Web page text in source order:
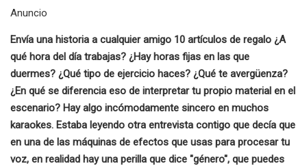
Anuncio
Envía una historia a cualquier amigo 10 artículos de regalo ¿A
qué hora del día trabajas? ¿Hay horas fijas en las que
duermes? ¿Qué tipo de ejercicio haces? ¿Qué te avergüenza?
¿En qué se diferencia eso de interpretar tu propio material en el
escenario? Hay algo incómodamente sincero en muchos
karaokes. Estaba leyendo otra entrevista contigo que decía que
en una de las máquinas de efectos que usas para procesar tu
voz, en realidad hay una perilla que dice "género", que puedes